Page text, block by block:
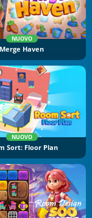
NUOVO
Merge Haven
NUOVO
Sort: Floor Plan